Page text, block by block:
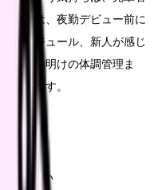
事では、夜勤デビュー前に
スケジュール、新人が感じ
て夜勤明けの体調管理ま
トします。
別の違い